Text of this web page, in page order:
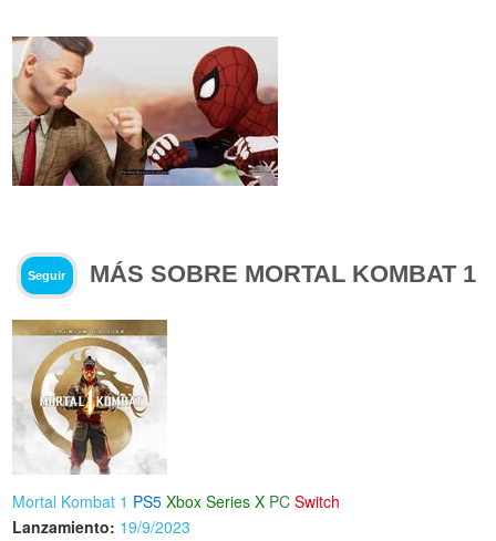
Seguir MÁS SOBRE MORTAL KOMBAT 1
Mortal Kombat 1 PS5 Xbox Series X PC Switch
Lanzamiento: 19/9/2023